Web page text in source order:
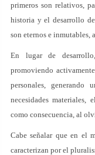
primeros son relativos,
historia y el desarrollo
son eternos e inmutables,
En lugar de
promoviendo
personales,
necesidades materiales,
como consecuencia, al
Cabe señalar que en el
caracterizan por el